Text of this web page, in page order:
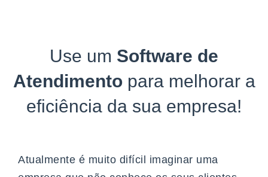
Use um Software de
Atendimentopara melhorar a
eficiência da sua empresa!
Atualmente é muito difícil imaginar uma